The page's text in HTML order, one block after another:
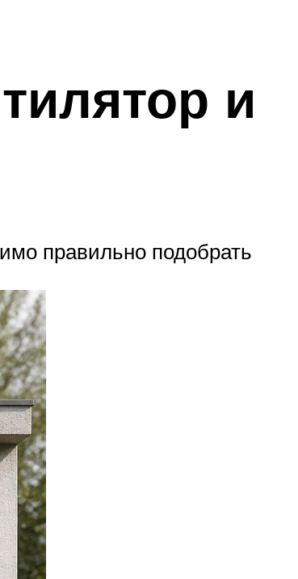
и
правильно подобрать